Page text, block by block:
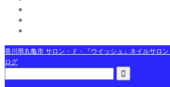
香川県丸亀市 サロン・ド・『ウイッシュ』ネイルサロ
ログ